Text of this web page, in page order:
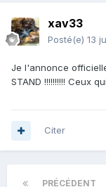
xav33
Posté(e) 13
Je l'annonce
STAND !!!!!!!!!! Ceux
Citer
PRÉCÉDENT